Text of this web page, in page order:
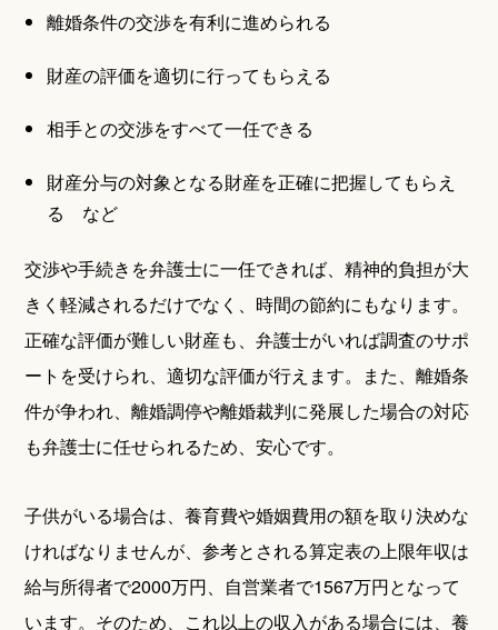
離婚条件の交渉を有利に進められる
財産の評価を適切に行ってもらえる
相手との交渉をすべて一任できる
財産分与の対象となる財産を正確に把握してもらえ
る など
交渉や手続きを弁護士に一任できれば、精神的負担が大
きく軽減されるだけでなく、時間の節約にもなります。
正確な評価が難しい財産も、弁護士がいれば調査のサポ
ートを受けられ、適切な評価が行えます。また、離婚条
件が争われ、離婚調停や離婚裁判に発展した場合の対応
も弁護士に任せられるため、安心です。
子供がいる場合は、養育費や婚姻費用の額を取り決めな
ければなりませんが、参考とされる算定表の上限年収は
給与所得者で2000万円、自営業者で1567万円となって
います。そのため、これ以上の収入がある場合には、養